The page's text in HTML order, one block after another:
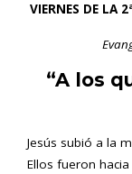
VIERNES DE LA
“A los
Jesús subió a la
Ellos fueron